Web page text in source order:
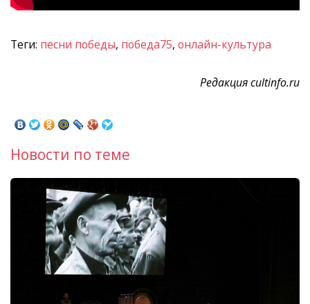
Теги: песни победы, победа75, онлайн-культура
Редакция cultinfo.ru
Новости по теме